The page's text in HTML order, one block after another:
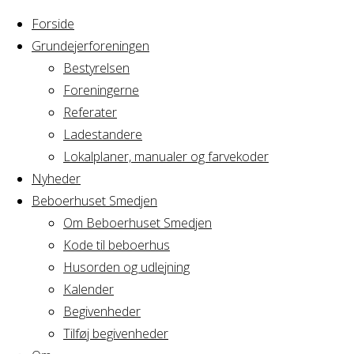
Forside
Grundejerforeningen
Bestyrelsen
Foreningerne
Referater
Ladestandere
Lokalplaner, manualer og farvekoder
Nyheder
Beboerhuset Smedjen
Om Beboerhuset Smedjen
Kode til beboerhus
Husorden og udlejning
Kalender
Begivenheder
Tilføj begivenheder
Home
Arrangement
Børnefødselsdag
Hvornår
06/04/2018
13:00 - 16:45